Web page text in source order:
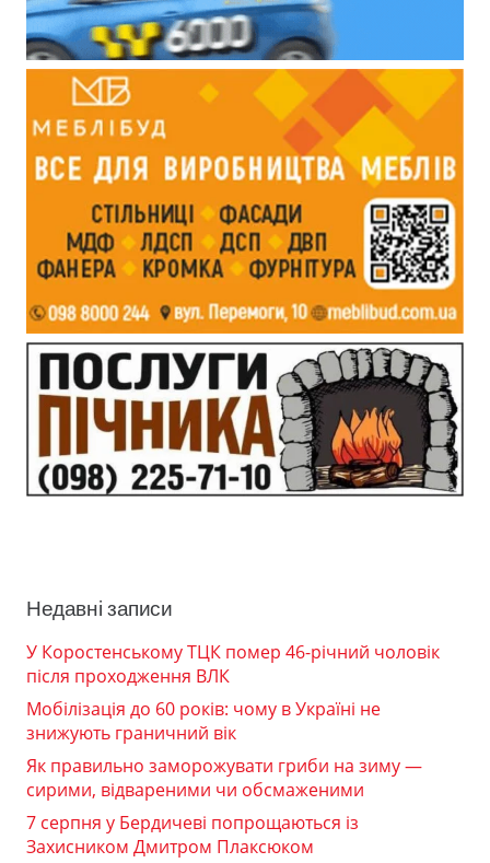
Недавні записи
У Коростенському ТЦК помер 46-річний чоловік
після проходження ВЛК
Мобілізація до 60 років: чому в Україні не
знижують граничний вік
Як правильно заморожувати гриби на зиму —
сирими, відвареними чи обсмаженими
7 серпня у Бердичеві попрощаються із
Захисником Дмитром Плаксюком